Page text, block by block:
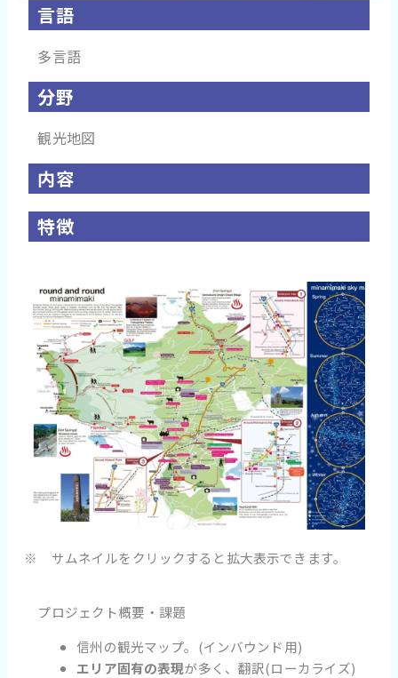
言語
多言語
分野
観光地図
内容
特徴
※ サムネイルをクリックすると拡大表示できます。
プロジェクト概要・課題
信州の観光マップ。(インバウンド用)
エリア固有の表現が多く、翻訳(ローカライズ)